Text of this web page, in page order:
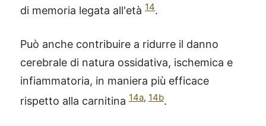
di memoria legata all'età 14.
Può anche contribuire a ridurre il danno
cerebrale di natura ossidativa, ischemica e
infiammatoria, in maniera più efficace
rispetto alla carnitina 14a, 14b.